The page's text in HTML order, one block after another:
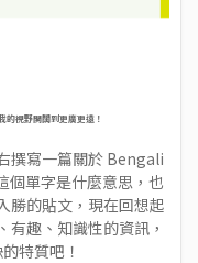
的視野開闊到更廣更遠！
撰寫一篇關於 Bengali
個單字是什麼意思，也
勝的貼文，現在回想起
趣、知識性的資訊，
特質吧！